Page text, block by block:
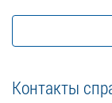
Контакты